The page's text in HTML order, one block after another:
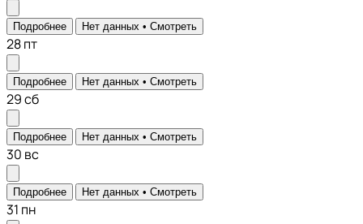
Подробнее Нет данных • Смотреть
28пт
Подробнее Нет данных • Смотреть
29сб
Подробнее Нет данных • Смотреть
30 вс
Подробнее Нет данных • Смотреть
31 пн